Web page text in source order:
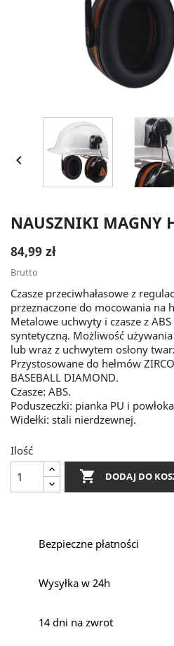

NAUSZNIKI MAGNY
84,99 zł
Brutto
Czasze przeciwhałasowe z
przeznaczone do mocowania na
Metalowe uchwyty i czasze z
syntetyczną. Możliwość
lub wraz z uchwytem osłony
Przystosowane do hełmów
BASEBALL DIAMOND.
Czasze: ABS.
Poduszeczki: pianka PU i
Widełki: stali nierdzewnej.
Ilość
 DODAJ DO
Bezpieczne płatności
Wysyłka w 24h
14 dni na zwrot